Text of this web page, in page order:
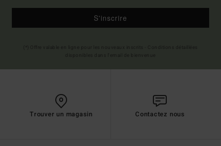
S'inscrire
Trouver un magasin Contactez nous